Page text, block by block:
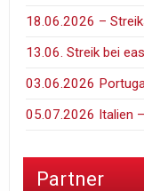
18.06.2026 –
13.06. Streik bei
03.06.2026
05.07.2026 Italien
Partner